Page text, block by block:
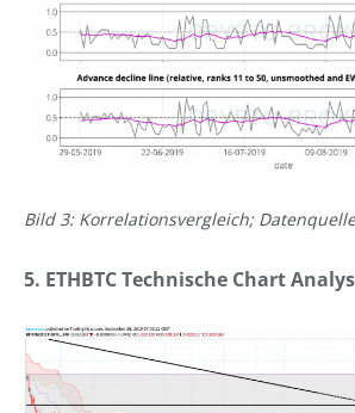
Bild 3: Korrelationsvergleich;
5. ETHBTC Technische Chart